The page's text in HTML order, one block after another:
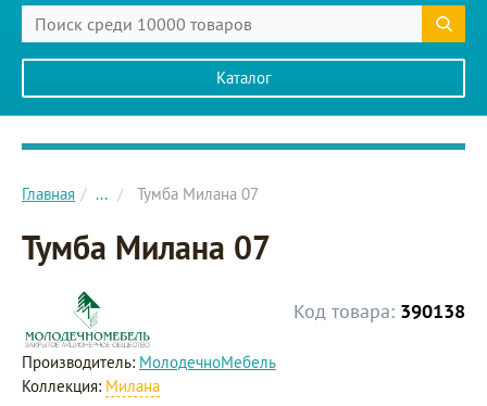
Каталог
Главное меню сайта
Главная ... Тумба Милана 07
Тумба Милана 07
Код товара: 390138
Производитель: МолодечноМебель
Коллекция: Милана